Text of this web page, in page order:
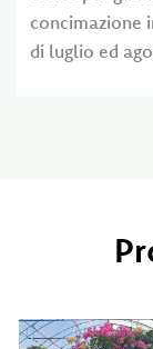
concimazione
di luglio ed